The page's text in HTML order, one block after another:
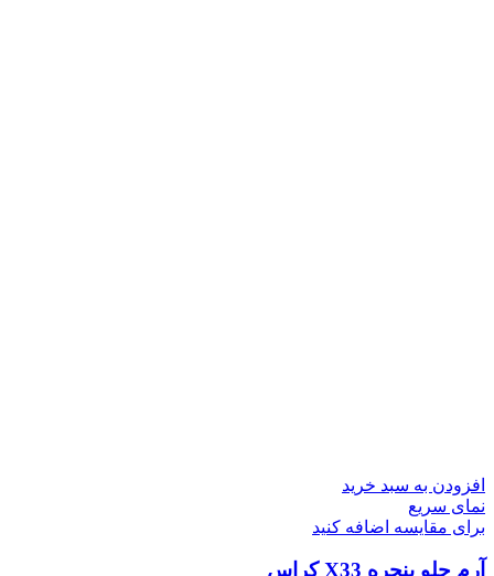
افزودن به سبد خرید
نمای سریع
برای مقایسه اضافه کنید
آرم جلو پنجره X33 کراس